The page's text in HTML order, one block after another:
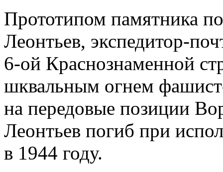
Прототипом памятника
Леонтьев, экспедитор-
6-ой Краснознаменной
шквальным огнем
на передовые позиции
Леонтьев погиб при
в 1944 году.